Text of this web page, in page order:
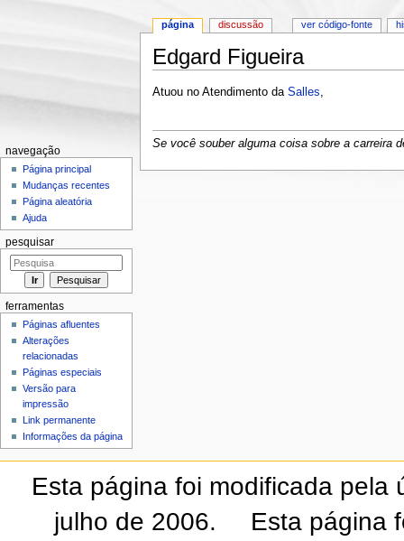
Edgard Figueira
Atuou no Atendimento da Salles,
Se você souber alguma coisa sobre a carreira
página discussão ver código-fonte
navegação
Página principal
Mudanças recentes
Página aleatória
Ajuda
pesquisar
ferramentas
Páginas afluentes
Alterações
relacionadas
Páginas especiais
Versão para
impressão
Link permanente
Informações da página
Esta página foi modificada pela
julho de 2006.
Esta página